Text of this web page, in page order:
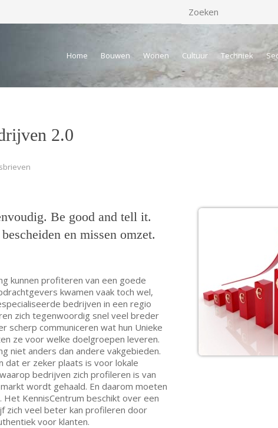
Home Bouwen Wonen Cultuur Techniek
2.0
Be good and tell it.
en missen omzet.
kunnen profiteren van een goede
kwamen vaak toch wel,
bedrijven in een regio
zich tegenwoordig snel veel breder
scherp communiceren wat hun Unieke
ze voor welke doelgroepen leveren.
niet anders dan andere vakgebieden.
dat er zeker plaats is voor lokale
bedrijven zich profileren is van
wordt gehaald. En daarom moeten
KennisCentrum beschikt over een
zich veel beter kan profileren door
voor klanten.